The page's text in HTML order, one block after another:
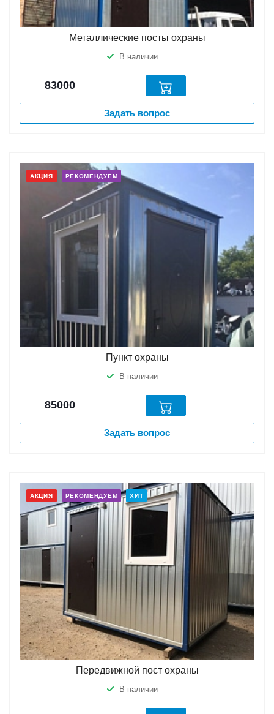
Металлические посты охраны
В наличии
83000
Задать вопрос
АКЦИЯ РЕКОМЕНДУЕМ
Пункт охраны
В наличии
85000
Задать вопрос
АКЦИЯ РЕКОМЕНДУЕМ ХИТ
Передвижной пост охраны
В наличии